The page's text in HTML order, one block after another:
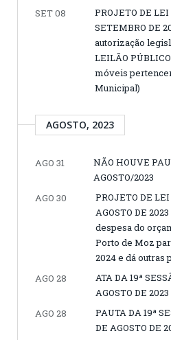
SET 08
PROJETO DE LEI
SETEMBRO DE
autorização
LEILÃO
móveis
Municipal)
AGOSTO, 2023
AGO 31
NÃO HOUVE
AGOSTO/2023
AGO 30
PROJETO DE
AGOSTO DE
despesa do
Porto de Moz
2024 e dá outras
AGO 28
ATA DA 19ª
AGOSTO DE 2023
AGO 28
PAUTA DA 19ª
DE AGOSTO DE